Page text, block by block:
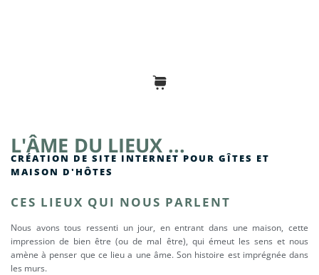
L'ÂME DU LIEUX ...
CRÉATION DE SITE INTERNET POUR GÎTES ET
MAISON D'HÔTES
CES LIEUX QUI NOUS PARLENT
Nous avons tous ressenti un jour, en entrant dans une maison, cette
impression de bien être (ou de mal être), qui émeut les sens et nous
amène à penser que ce lieu a une âme. Son histoire est imprégnée dans
les murs.